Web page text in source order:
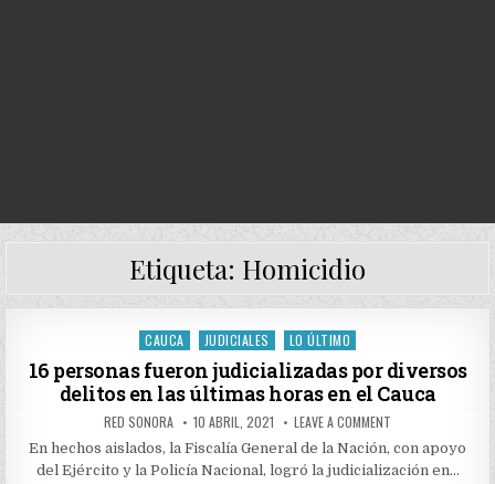
Etiqueta: Homicidio
Posted
in
CAUCA JUDICIALES LO ÚLTIMO
16 personas fueron judicializadas por diversos
delitos en las últimas horas en el Cauca
AUTHOR:
RED SONORA PUBLISHED
DATE:
10 ABRIL, 2021 LEAVE A COMMENT
PERSONAS
FUERON
JUDICIALIZADAS
En hechos aislados, la Fiscalía General de la Nación, con apoyo
del Ejército y la Policía Nacional, logró la judicialización en…